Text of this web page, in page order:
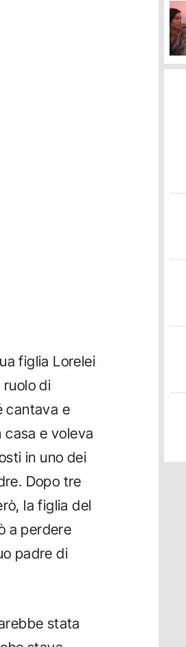
figlia Lorelei
di
cantava e
casa e voleva
in uno dei
Dopo tre
la figlia del
a perdere
padre di
stata